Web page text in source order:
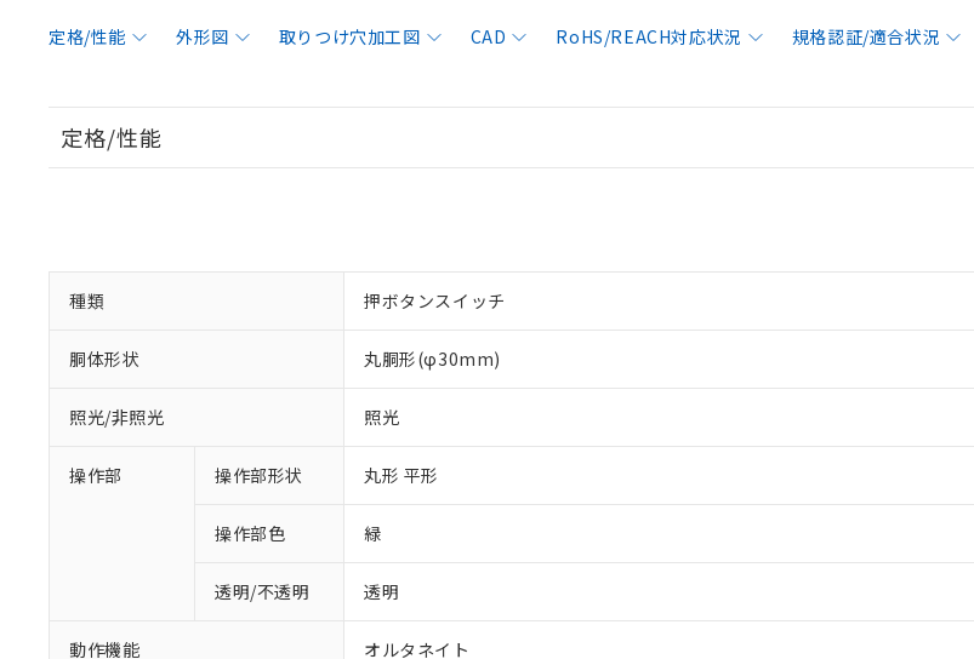
定格/性能 外形図 取りつけ穴加工図 CAD RoHS/REACH対応状況 規格認証/適合状況
定格/性能
種類 押ボタンスイッチ
胴体形状 丸胴形(φ30mm)
照光/非照光 照光
操作部 操作部形状 丸形 平形
操作部色 緑
透明/不透明 透明
動作機能 オルタネイト